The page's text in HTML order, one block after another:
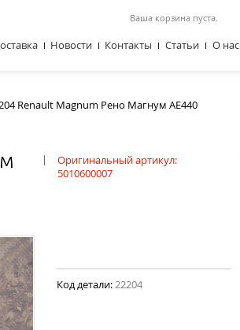
Renault Magnum Рено Магнум AE440
|
Оригинальный артикул:
5010600007
Код детали:22204
Ваша корзина пуста.
Новости Контакты Статьи О нас